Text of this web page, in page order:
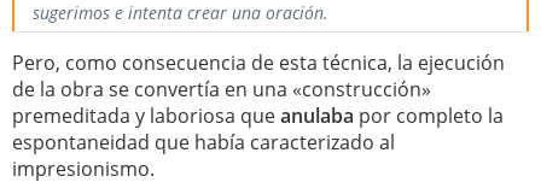
sugerimos e intenta crear una oración.
Pero, como consecuencia de esta técnica, la ejecución
de la obra se convertía en una «construcción»
premeditada y laboriosa queanulaba por completo la
espontaneidad que había caracterizado al
impresionismo.